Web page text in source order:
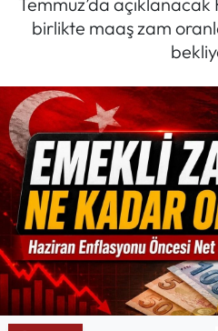
birlikte maaş zam
Magazin
Mektup Galeri
Röportaj
Manşet
Köşe Yazıları
Karikatür Galeri
BIK